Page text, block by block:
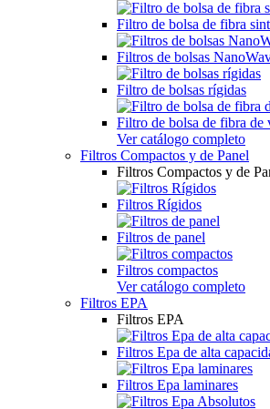
Filtro de bolsa de fibra
Filtros de bolsas
Filtro de bolsas rígidas
Filtro de bolsa de fibra de
Ver catálogo completo
Filtros Compactos y de Panel
Filtros Compactos y de
Filtros Rígidos
Filtros de panel
Filtros compactos
Ver catálogo completo
Filtros EPA
Filtros EPA
Filtros Epa de alta
Filtros Epa laminares